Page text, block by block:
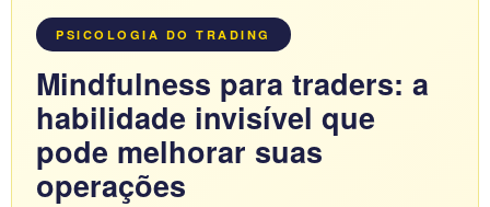
PSICOLOGIA DO TRADING
Mindfulness para traders: a
habilidade invisível que
pode melhorar suas
operações